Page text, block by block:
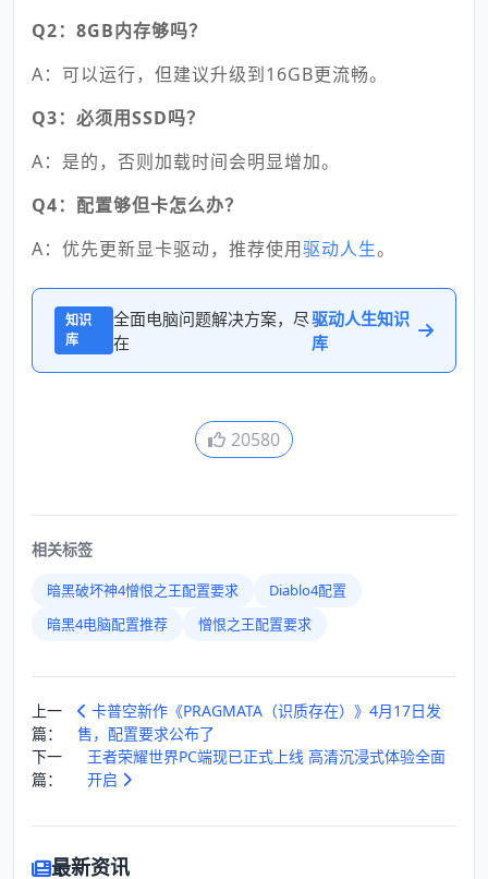
Q2：8GB内存够吗？
A：可以运行，但建议升级到16GB更流畅。
Q3：必须用SSD吗？
A：是的，否则加载时间会明显增加。
Q4：配置够但卡怎么办？
A：优先更新显卡驱动，推荐使用驱动人生。
知识
库
全面电脑问题解决方案，尽
在
驱动人生知识
库
20580
相关标签
暗黑破坏神4憎恨之王配置要求
Diablo4配置
暗黑4电脑配置推荐
憎恨之王配置要求
上一
篇：
卡普空新作《PRAGMATA（识质存在）》4月17日发
售，配置要求公布了
下一
篇：
王者荣耀世界PC端现已正式上线 高清沉浸式体验全面
开启
最新资讯